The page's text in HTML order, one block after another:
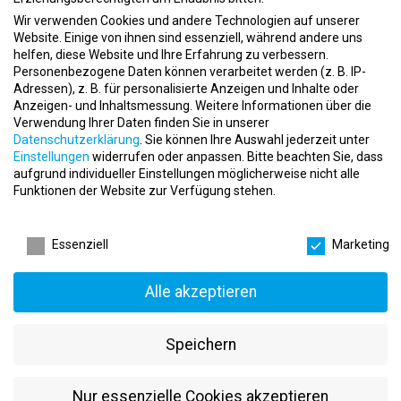
Impuls in Haltern am See sucht Dich für die
Ausbildung zum Sport- und Fitnesskaufmann/-
frau (m/w/d)
event12.05.2026
apartmentImpuls GbR
placeHaltern am See
Fitnesstraining & Gesundheitsmanagement
bei all inclusive Fitness in Dortmund
all inclusive Fitness
Wir verwenden Cookies und andere Technologien auf unserer
Website. Einige von ihnen sind essenziell, während andere uns
helfen, diese Website und Ihre Erfahrung zu verbessern.
Personenbezogene Daten können verarbeitet werden (z. B. IP-
Adressen), z. B. für personalisierte Anzeigen und Inhalte oder
Anzeigen- und Inhaltsmessung. Weitere Informationen über die
Verwendung Ihrer Daten finden Sie in unserer
Datenschutzerklärung. Sie können Ihre Auswahl jederzeit unter
Einstellungen widerrufen oder anpassen. Bitte beachten Sie, dass
aufgrund individueller Einstellungen möglicherweise nicht alle
Funktionen der Website zur Verfügung stehen.
Essenziell
Marketing
Alle akzeptieren
Speichern
Nur essenzielle Cookies akzeptieren